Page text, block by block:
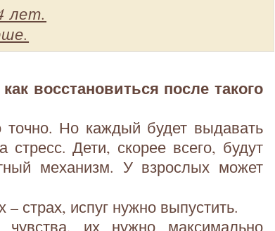
лет.
восстановиться после такого
точно. Но каждый будет выдавать
Дети, скорее всего, будут
механизм. У взрослых может
страх, испуг нужно выпустить.
чувства, их нужно максимально